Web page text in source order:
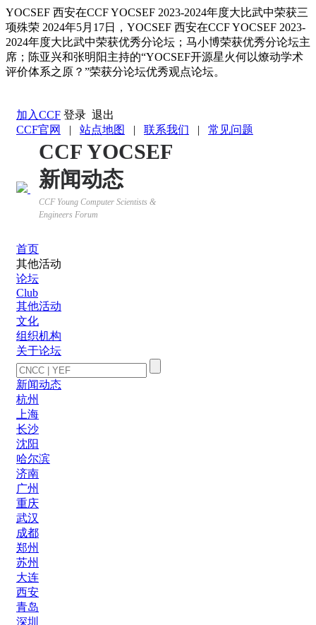
YOCSEF 西安在CCF YOCSEF 2023-2024年度大比武中荣获三
项殊荣 2024年5月17日，YOCSEF 西安在CCF YOCSEF 2023-
2024年度大比武中荣获优秀分论坛；马小博荣获优秀分论坛主
席；陈亚兴和张明阳主持的“YOCSEF开源星火何以燎动学术
评价体系之原？”荣获分论坛优秀观点论坛。
加入CCF 登录 退出
CCF官网
| 站点地图 | 联系我们 | 常见问题
CCF YOCSEF
新闻动态
CCF Young Computer Scientists &
Engineers Forum
首页
其他活动
论坛
Club
其他活动
文化
组织机构
关于论坛
新闻动态
杭州
上海
长沙
沈阳
哈尔滨
济南
广州
重庆
武汉
成都
郑州
苏州
大连
西安
青岛
深圳